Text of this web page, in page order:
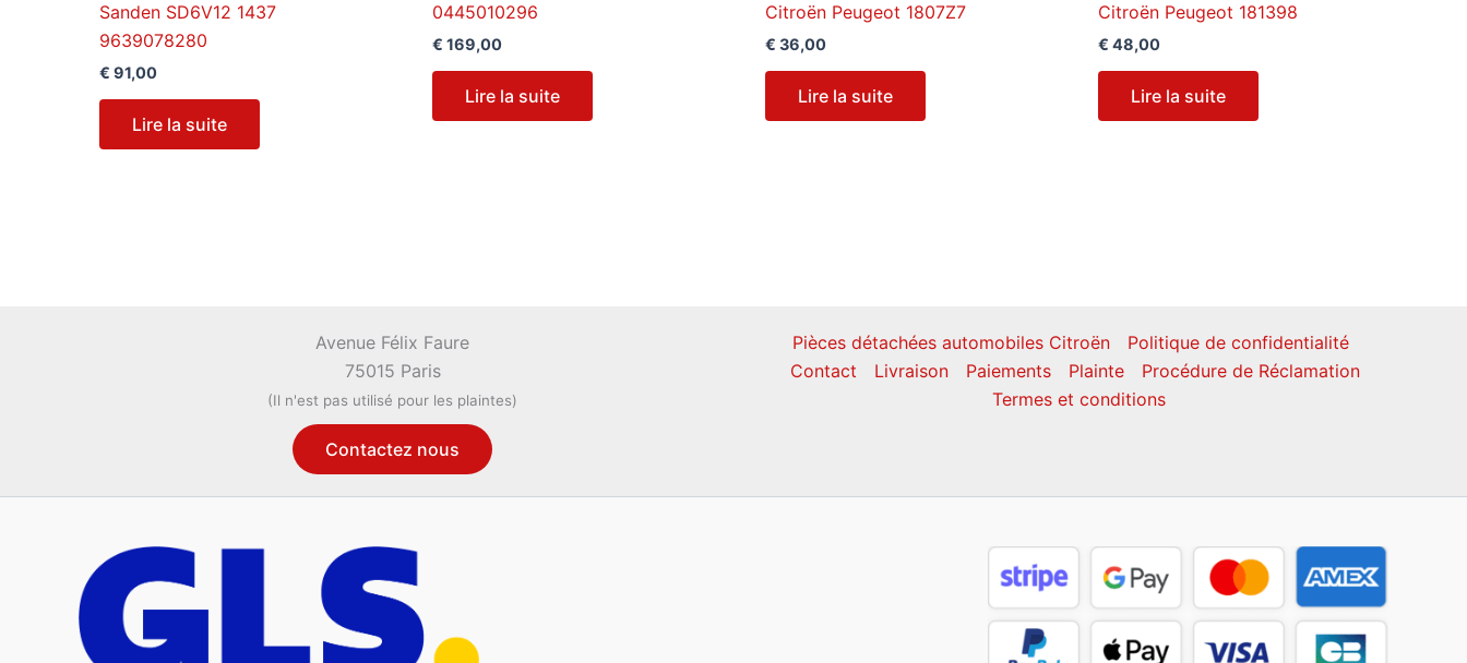
Sanden SD6V12 1437
9639078280
€ 91,00
Lire la suite
0445010296
€ 169,00
Lire la suite
Citroën Peugeot 1807Z7
€ 36,00
Lire la suite
Citroën Peugeot 181398
€ 48,00
Lire la suite
Avenue Félix Faure
75015 Paris
(Il n'est pas utilisé pour les plaintes)
Contactez nous
Pièces détachées automobiles Citroën
Politique de confidentialité
Contact
Livraison Paiements Plainte
Procédure de Réclamation
Termes et conditions